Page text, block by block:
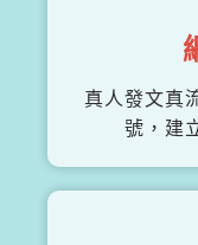
真人發文真
號，建